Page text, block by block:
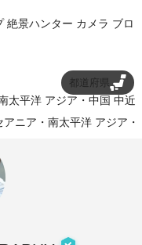
絶景ハンター カメラ ブロ
都道府県
太平洋 アジア・中国 中近
アニア・南太平洋 アジア・